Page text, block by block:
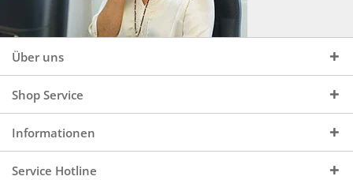
Über uns
Shop Service
Informationen
Service Hotline